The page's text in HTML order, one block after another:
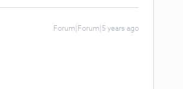
Forum|Forum|5 years ago